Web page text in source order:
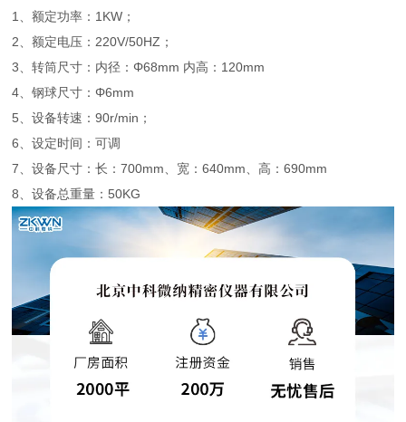
1、额定功率：1KW；
2、额定电压：220V/50HZ；
3、转筒尺寸：内径：Φ68mm 内高：120mm
4、钢球尺寸：Φ6mm
5、设备转速：90r/min；
6、设定时间：可调
7、设备尺寸：长：700mm、宽：640mm、高：690mm
8、设备总重量：50KG